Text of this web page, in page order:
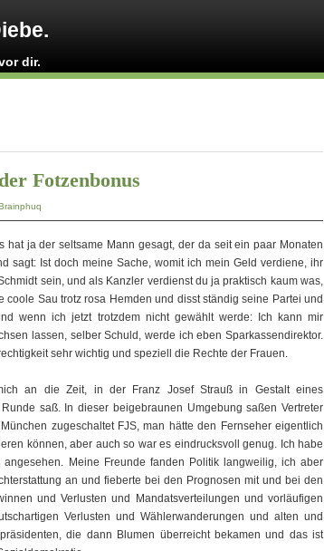
dir.
Fotzenbonus
hat ja der seltsame Mann gesagt, der da seit ein paar Monaten
sagt: Ist doch meine Sache, womit ich mein Geld verdiene, ihr
sein, und als Kanzler verdienst du ja praktisch kaum was,
coole Sau trotz rosa Hemden und disst ständig seine Partei und
wenn ich jetzt trotzdem nicht gewählt werde: Ich kann mir
lassen, selber Schuld, werde ich eben Sparkassendirektor.
sehr wichtig und speziell die Rechte der Frauen.
an die Zeit, in der Franz Josef Strauß in Gestalt eines
saß. In dieser beigebraunen Umgebung saßen Vertreter
zugeschaltet FJS, man hätte den Fernseher eigentlich
können, aber auch so war es eindrucksvoll genug. Ich habe
Meine Freunde fanden Politik langweilig, ich aber
an und fieberte bei den Prognosen mit und bei den
und Verlusten und Mandatsverteilungen und vorläufigen
Verlusten und Wählerwanderungen und alten und
die dann Blumen überreicht bekamen und das ist